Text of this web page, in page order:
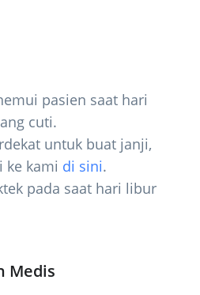
pasien saat hari
cuti.
untuk buat janji,
ke kami di sini.
pada saat hari libur
Medis